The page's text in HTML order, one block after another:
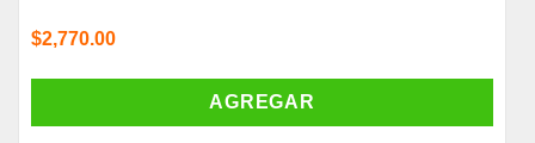
$2,770.00
AGREGAR